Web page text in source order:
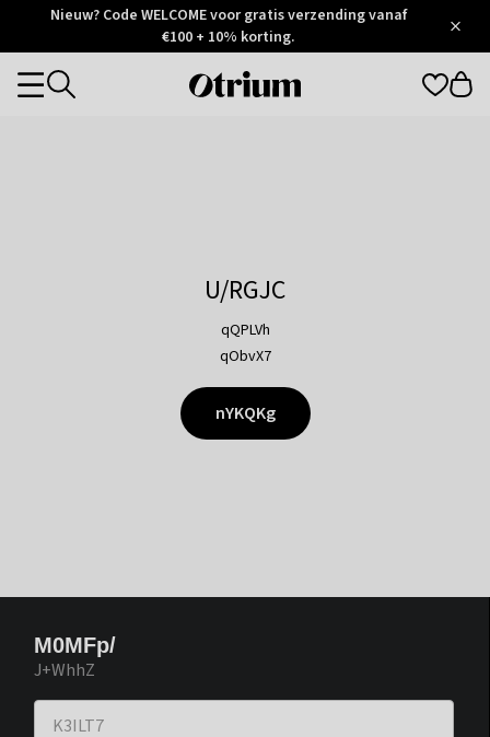
Otrium
Trustpilot
Nieuw? Code WELCOME voor gratis verzending vanaf
€100 + 10% korting.
Otrium
Categories
U/RGJC
qQPLVh
qObvX7
nYKQKg
M0MFp/
J+WhhZ